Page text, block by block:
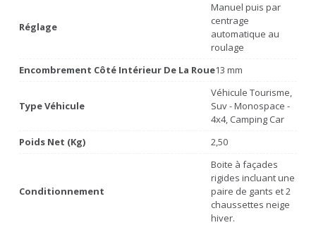
Réglage
Manuel puis par
centrage
automatique au
roulage
Encombrement Côté Intérieur De La Roue13 mm
Type Véhicule
Véhicule Tourisme,
Suv - Monospace -
4x4, Camping Car
Poids Net (Kg)
2,50
Conditionnement
Boite à façades
rigides incluant une
paire de gants et 2
chaussettes neige
hiver.